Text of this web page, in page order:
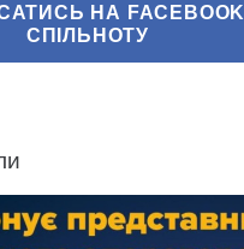
НА FACEBOOK
СПІЛЬНОТУ